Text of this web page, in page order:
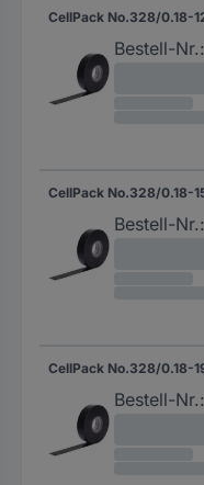
Bestell-Nr.:
Bestell-Nr.:
Bestell-Nr.: